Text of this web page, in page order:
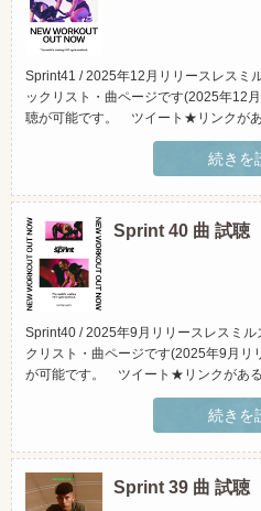
Sprint41 / 2025年12月リリースレスミ
ックリスト・曲ページです(2025年12
聴が可能です。 ツイート★リンクが
＊iTunesに繋がります。 ＊原曲です
違う場合があります。≫レスミルズプ
は？(スマホでご覧頂く...
続きを
Sprint 40 曲 試聴
Sprint40 / 2025年9月リリースレスミ
クリスト・曲ページです(2025年9月リ
が可能です。 ツイート★リンクがあ
iTunesに繋がります。 ＊原曲です。
う場合があります。≫レスミルズプロ
(スマホでご覧頂く場合...
続きを
Sprint 39 曲 試聴